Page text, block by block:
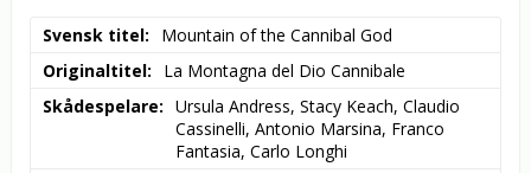
Svensk titel
Mountain of the Cannibal God
Originaltitel
La Montagna del Dio Cannibale
Skådespelare
Ursula Andress, Stacy Keach, Claudio
Cassinelli, Antonio Marsina, Franco
Fantasia, Carlo Longhi